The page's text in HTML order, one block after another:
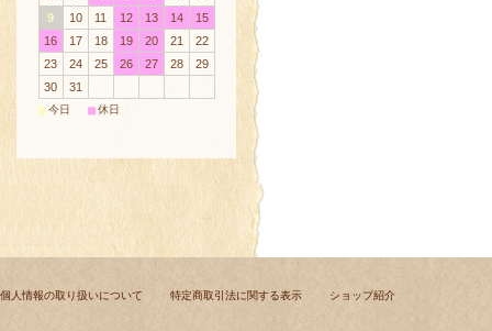
9
10 11 12 13 14
15
16
17 18 19 20 21
22
23
24 25 26 27 28
29
30
31
■今日 ■休日
個人情報の取り扱いについて 特定商取引法に関する表示 ショップ紹介